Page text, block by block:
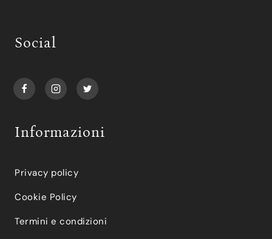
Social
Informazioni
Privacy policy
Cookie Policy
Termini e condizioni